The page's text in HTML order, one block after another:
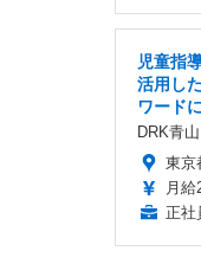
児童指
活用し
ワード
DRK青
東京
月
正社